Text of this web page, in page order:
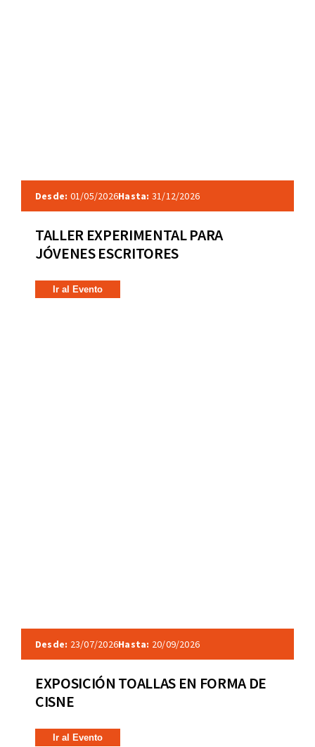
Desde: 01/05/2026Hasta: 31/12/2026
TALLER EXPERIMENTAL PARA
JÓVENES ESCRITORES
Ir al Evento
Desde: 23/07/2026Hasta: 20/09/2026
EXPOSICIÓN TOALLAS EN FORMA DE
CISNE
Ir al Evento